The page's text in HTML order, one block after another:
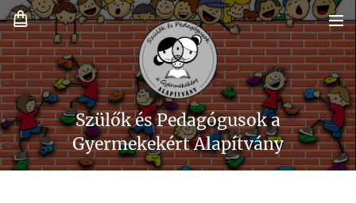
Szülők és Pedagógusok a
Gyermekekért Alapítvány